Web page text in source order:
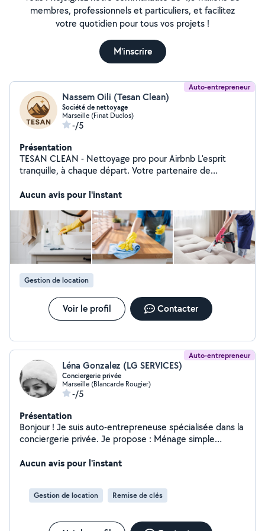
membres, professionnels et particuliers, et facilitez
votre quotidien pour tous vos projets !
M'inscrire
Auto-entrepreneur
Nassem Oili (Tesan Clean)
Société de nettoyage
Marseille (Finat Duclos)
-/5
Présentation
TESAN CLEAN - Nettoyage pro pour Airbnb L'esprit
tranquille, à chaque départ. Votre partenaire de
méthode : rigueur, produits pro,reporting
besoin
Aucun avis pour l'instant
Gestion de location
Voir le profil Contacter
Auto-entrepreneur
Léna Gonzalez (LG SERVICES)
Conciergerie privée
Marseille (Blancarde Rougier)
-/5
Présentation
Bonjour ! Je suis auto-entrepreneuse spécialisée dans la
conciergerie privée. Je propose : Ménage simple
voyageurs et suivi du logement Disponible sur Marseille
Contactez-moi pour vos besoins ou un devis
personnalisé !
Aucun avis pour l'instant
Gestion de location Remise de clés